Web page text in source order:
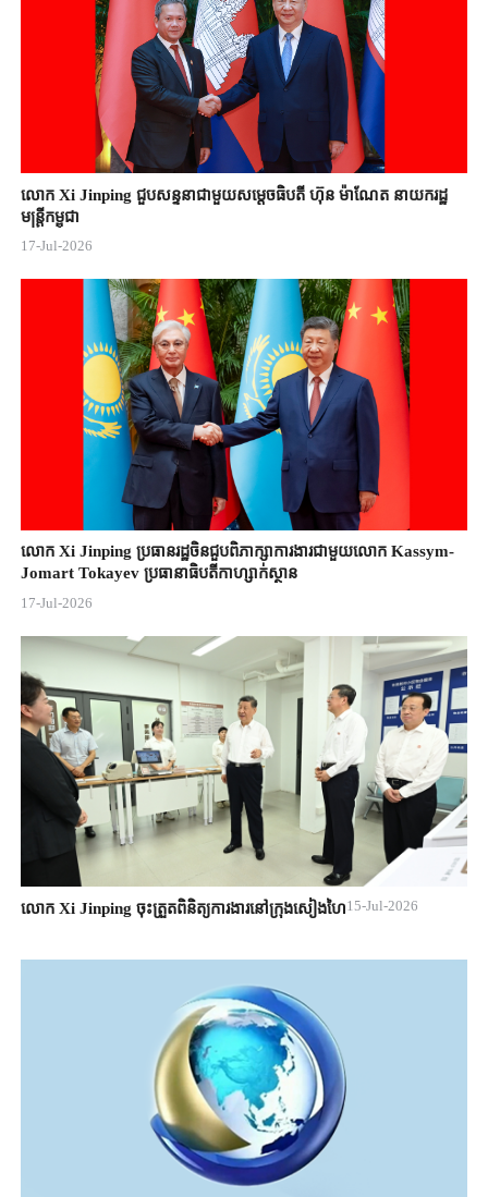
លោក Xi Jinping ជួបសន្ទនាជាមួយសម្តេចធិបតី ហ៊ុន ម៉ាណែត នាយករដ្ឋ
មន្ត្រីកម្ពុជា
17-Jul-2026
លោក Xi Jinping ប្រធានរដ្ឋចិន​ជួបពិភាក្សា​ការងារជាមួយ​លោក Kassym-
Jomart ​Tokayev ​ប្រធានាធិបតី​កាហ្សាក់ស្ថាន​
17-Jul-2026
លោក Xi Jinping ចុះត្រួតពិនិត្យការងារនៅក្រុងសៀងហៃ15-Jul-2026